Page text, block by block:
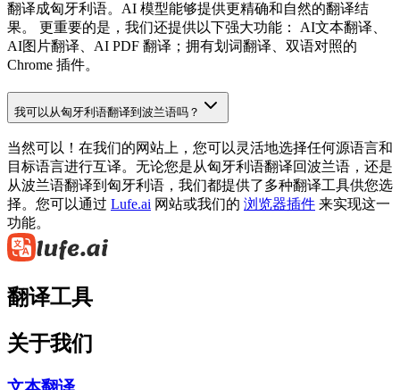
翻译成匈牙利语。AI 模型能够提供更精确和自然的翻译结
果。 更重要的是，我们还提供以下强大功能： AI文本翻译、
AI图片翻译、AI PDF 翻译；拥有划词翻译、双语对照的
Chrome 插件。
我可以从匈牙利语翻译到波兰语吗？
当然可以！在我们的网站上，您可以灵活地选择任何源语言和
目标语言进行互译。无论您是从匈牙利语翻译回波兰语，还是
从波兰语翻译到匈牙利语，我们都提供了多种翻译工具供您选
择。您可以通过 Lufe.ai 网站或我们的 浏览器插件 来实现这一
功能。
翻译工具
关于我们